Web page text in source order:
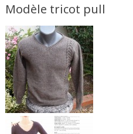
Modèle tricot pull